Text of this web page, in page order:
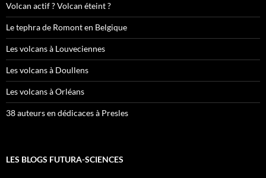
Volcan actif ? Volcan éteint ?
Le tephra de Romont en Belgique
Les volcans à Louveciennes
Les volcans à Doullens
Les volcans à Orléans
38 auteurs en dédicaces à Presles
LES BLOGS FUTURA-SCIENCES